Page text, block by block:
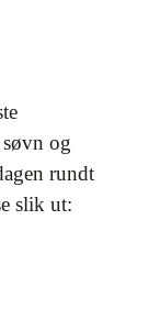
og
rundt
slik ut: